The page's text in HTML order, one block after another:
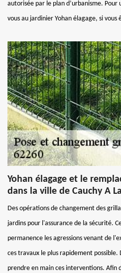
autorisée par le plan d’urbanisme. Pour
vous au jardinier Yohan élagage, si vous
Yohan élagage et le
dans la ville de Cauchy A
Des opérations de changement des
jardins pour l'assurance de la sécurité.
permanence les agressions venant de
ces travaux le plus rapidement possible.
prendre en main ces interventions. Afin